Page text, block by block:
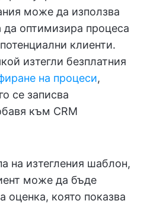
може да използва
да оптимизира процеса
клиенти.
изтегли безплатния
на процеси,
се записва
към CRM
на изтегления шаблон,
може да бъде
оценка, която показва